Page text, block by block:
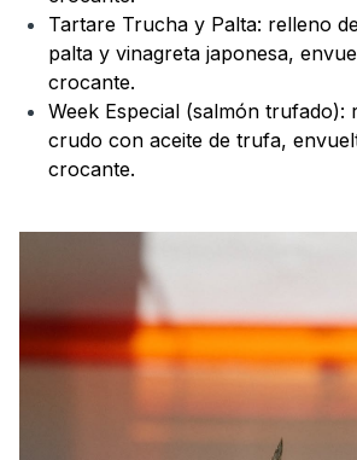
Tartare Trucha y Palta: relleno
palta y vinagreta japonesa,
crocante.
Week Especial (salmón trufado):
crudo con aceite de trufa,
crocante.